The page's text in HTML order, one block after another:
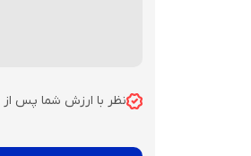
نظر با ارزش شما پس از